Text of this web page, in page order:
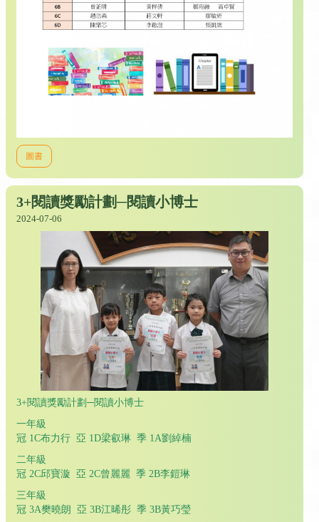
圖書
3+閱讀獎勵計劃─閱讀小博士
2024-07-06
3+閱讀獎勵計劃─閱讀小博士
一年級
冠 1C布力行 亞 1D梁叡琳 季 1A劉綽楠
二年級
冠 2C邱寶漩 亞 2C曾麗麗 季 2B李鎧琳
三年級
冠 3A樊曉朗 亞 3B江晞彤 季 3B黃巧瑩